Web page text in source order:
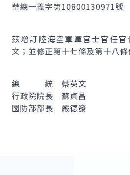
華總一義字第10800130971號
茲增訂陸海空軍軍官士官任
文；並修正第十七條及第十八條
總 統 蔡英文
行政院院長 蘇貞昌
國防部部長 嚴德發